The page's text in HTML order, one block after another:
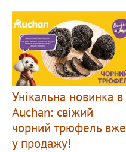
Унікальна новинка в
Auchan: свіжий
чорний трюфель вже
у продажу!